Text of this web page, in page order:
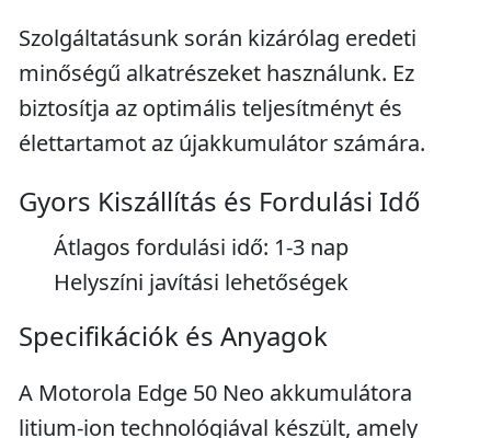
Szolgáltatásunk során kizárólag eredeti
minőségű alkatrészeket használunk. Ez
biztosítja az optimális teljesítményt és
élettartamot az újakkumulátor számára.
Gyors Kiszállítás és Fordulási Idő
Átlagos fordulási idő: 1-3 nap
Helyszíni javítási lehetőségek
Specifikációk és Anyagok
A Motorola Edge 50 Neo akkumulátora
litium-ion technológiával készült, amely